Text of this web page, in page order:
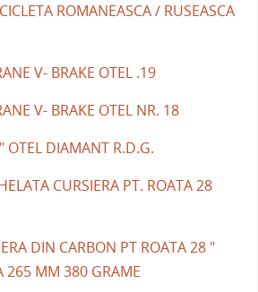
ROMANEASCA / RUSEASCA
V- BRAKE OTEL .19
V- BRAKE OTEL NR. 18
OTEL DIAMANT R.D.G.
CURSIERA PT. ROATA 28
DIN CARBON PT ROATA 28 "
265 MM 380 GRAME